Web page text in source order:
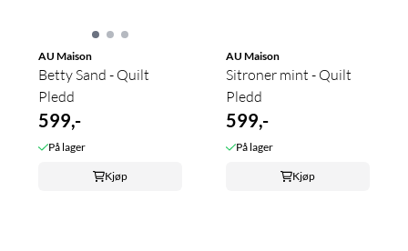
AU Maison
Betty Sand - Quilt
Pledd
599,-
På lager
Kjøp
AU Maison
Sitroner mint - Quilt
Pledd
599,-
På lager
Kjøp